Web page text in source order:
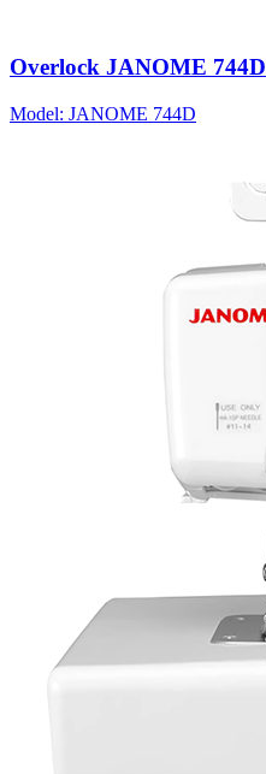
Overlock JANOME 744D
Model: JANOME 744D